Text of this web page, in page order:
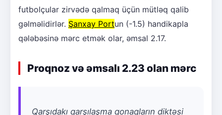
futbolçular zirvədə qalmaq üçün mütləq qalib
gəlməlidirlər. Şanxay Portun (-1.5) handikapla
qələbəsinə mərc etmək olar, əmsal 2.17.
Proqnoz və əmsalı 2.23 olan mərc
Qarşıdakı qarşılaşma qonaqların diktəsi